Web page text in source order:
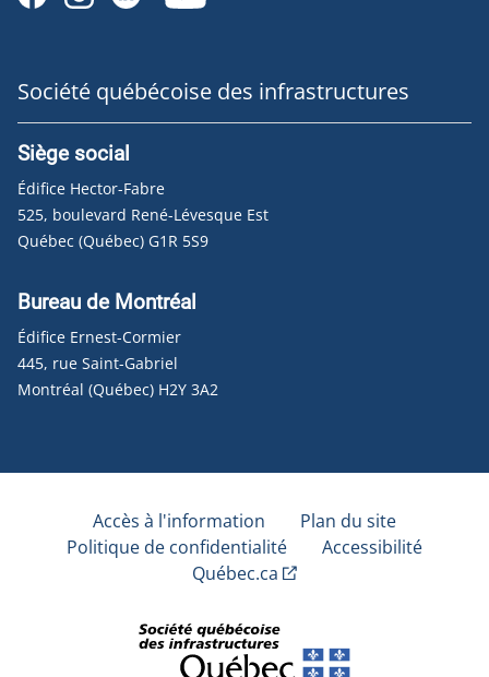
Société québécoise des infrastructures
Siège social
Édifice Hector-Fabre
525, boulevard René-Lévesque Est
Québec (Québec) G1R 5S9
Bureau de Montréal
Édifice Ernest-Cormier
445, rue Saint-Gabriel
Montréal (Québec) H2Y 3A2
Accès à l'information
Plan du site
Politique de confidentialité
Accessibilité
Québec.ca